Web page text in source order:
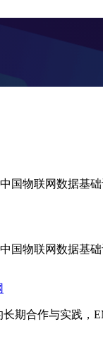
国物联网数据基
国物联网数据基
期合作与实践，